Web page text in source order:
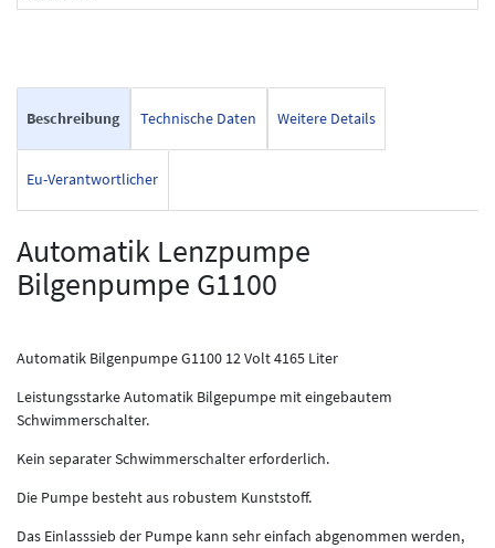
Beschreibung Technische Daten Weitere Details
Eu-Verantwortlicher
Automatik Lenzpumpe
Bilgenpumpe G1100
Automatik Bilgenpumpe G1100 12 Volt 4165 Liter
Leistungsstarke Automatik Bilgepumpe mit eingebautem
Schwimmerschalter.
Kein separater Schwimmerschalter erforderlich.
Die Pumpe besteht aus robustem Kunststoff.
Das Einlasssieb der Pumpe kann sehr einfach abgenommen werden,